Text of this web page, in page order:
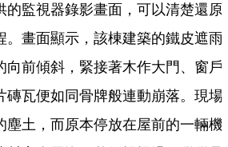
的監視器錄影畫面，可以清楚還原
。畫面顯示，該棟建築的鐵皮遮雨
向前傾斜，緊接著木作大門、窗戶
磚瓦便如同骨牌般連動崩落。現場
塵土，而原本停放在屋前的一輛機